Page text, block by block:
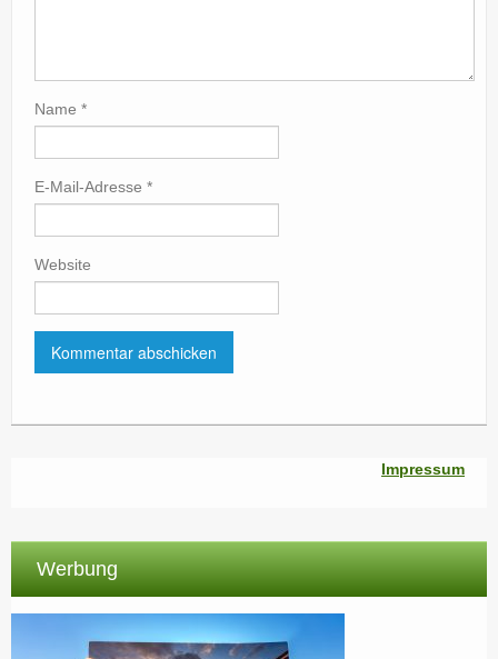
Name *
E-Mail-Adresse *
Website
Impressum
Werbung